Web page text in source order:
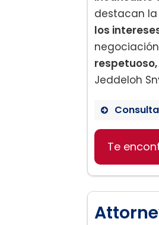
destacan la
los
Jeddeloh
Te